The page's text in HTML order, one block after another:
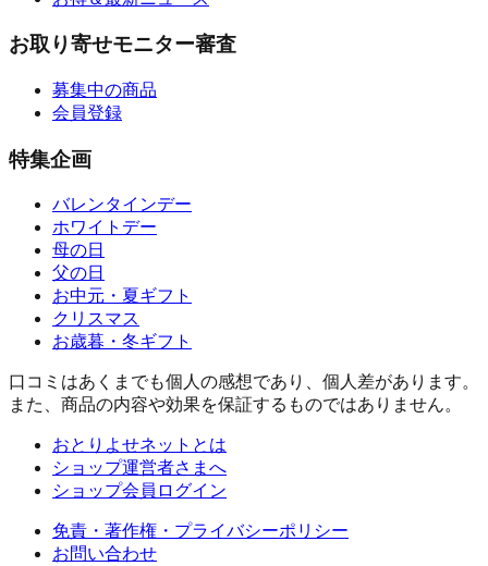
お取り寄せモニター審査
募集中の商品
会員登録
特集企画
バレンタインデー
ホワイトデー
母の日
父の日
お中元・夏ギフト
クリスマス
お歳暮・冬ギフト
口コミはあくまでも個人の感想であり、個人差があります。
また、商品の内容や効果を保証するものではありません。
おとりよせネットとは
ショップ運営者さまへ
ショップ会員ログイン
免責・著作権・プライバシーポリシー
お問い合わせ